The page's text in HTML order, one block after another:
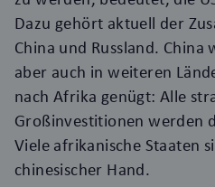
Dazu gehört aktuell der
China und Russland. China
aber auch in weiteren
nach Afrika genügt: Alle
Großinvestitionen werden
Viele afrikanische Staaten
chinesischer Hand.